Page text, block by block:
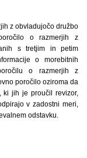
z obvladujočo družbo
o razmerjih z
s tretjim in petim
o morebitnih
o razmerjih z
poročilo oziroma da
ki jih je proučil revizor,
v zadostni meri,
odstavku.